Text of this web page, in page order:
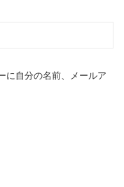
に自分の名前、メールア